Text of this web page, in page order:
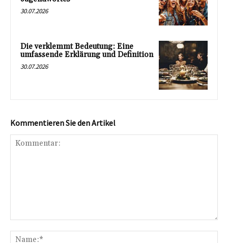
30.07.2026
Die verklemmt Bedeutung: Eine
umfassende Erklärung und Definition
30.07.2026
Kommentieren Sie den Artikel